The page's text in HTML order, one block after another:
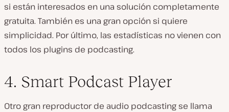
si están interesados en una solución completamente
gratuita. También es una gran opción si quiere
simplicidad. Por último, las estadísticas no vienen con
todos los plugins de podcasting.
4. Smart Podcast Player
Otro gran reproductor de audio podcasting se llama